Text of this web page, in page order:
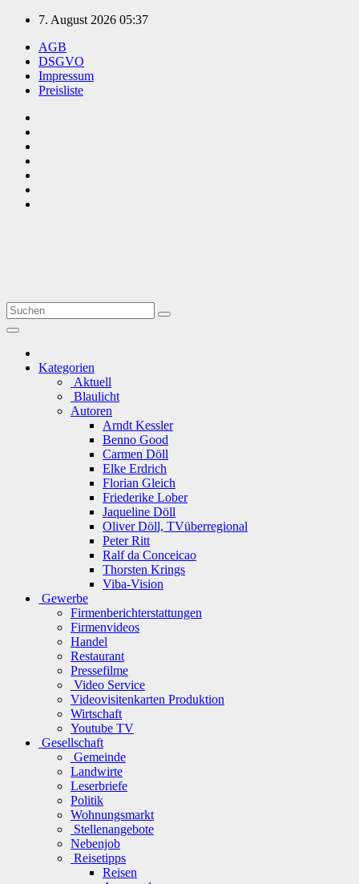
Zum
springen
7. August 2026 05:37
AGB
DSGVO
Impressum
Preisliste
Kategorien
Aktuell
Blaulicht
Autoren
Arndt Kessler
Benno Good
Carmen Döll
Elke Erdrich
Florian Gleich
Friederike Lober
Jaqueline Döll
Oliver Döll, TVüberregional
Peter Ritt
Ralf da Conceicao
Thorsten Krings
Viba-Vision
Gewerbe
Firmenberichterstattungen
Firmenvideos
Handel
Restaurant
Pressefilme
Video Service
Videovisitenkarten Produktion
Wirtschaft
Youtube TV
Gesellschaft
Gemeinde
Landwirte
Leserbriefe
Politik
Wohnungsmarkt
Stellenangebote
Nebenjob
Reisetipps
Reisen